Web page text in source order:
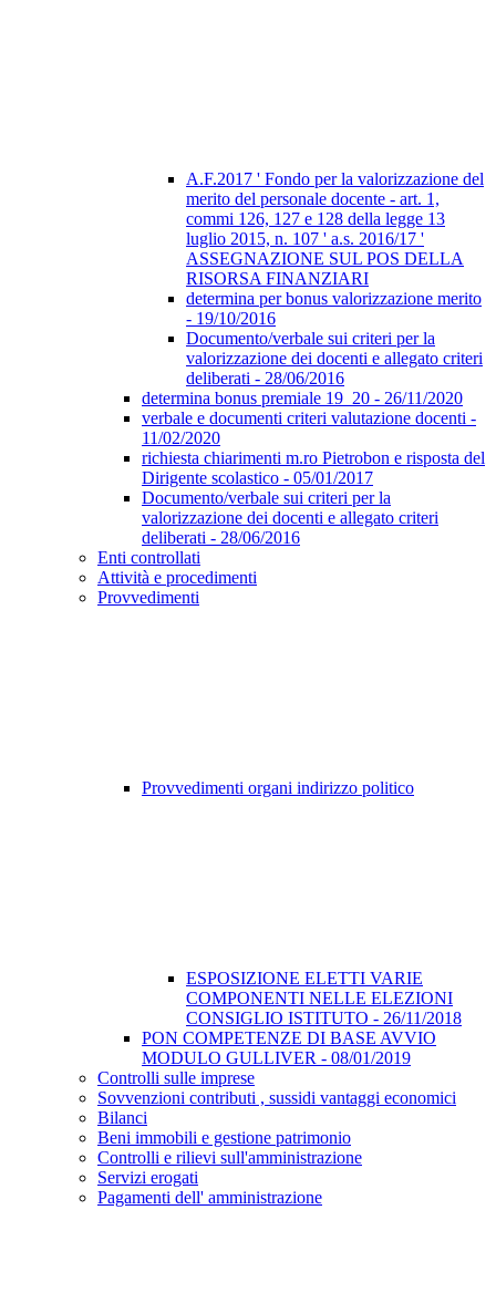
A.F.2017 ' Fondo per la valorizzazione del
merito del personale docente - art. 1,
commi 126, 127 e 128 della legge 13
luglio 2015, n. 107 ' a.s. 2016/17 '
ASSEGNAZIONE SUL POS DELLA
RISORSA FINANZIARI
determina per bonus valorizzazione merito
- 19/10/2016
Documento/verbale sui criteri per la
valorizzazione dei docenti e allegato criteri
deliberati - 28/06/2016
determina bonus premiale 19_20 - 26/11/2020
verbale e documenti criteri valutazione docenti -
11/02/2020
richiesta chiarimenti m.ro Pietrobon e risposta del
Dirigente scolastico - 05/01/2017
Documento/verbale sui criteri per la
valorizzazione dei docenti e allegato criteri
deliberati - 28/06/2016
Enti controllati
Attività e procedimenti
Provvedimenti
Provvedimenti organi indirizzo politico
ESPOSIZIONE ELETTI VARIE
COMPONENTI NELLE ELEZIONI
CONSIGLIO ISTITUTO - 26/11/2018
PON COMPETENZE DI BASE AVVIO
MODULO GULLIVER - 08/01/2019
Controlli sulle imprese
Sovvenzioni contributi , sussidi vantaggi economici
Bilanci
Beni immobili e gestione patrimonio
Controlli e rilievi sull'amministrazione
Servizi erogati
Pagamenti dell' amministrazione